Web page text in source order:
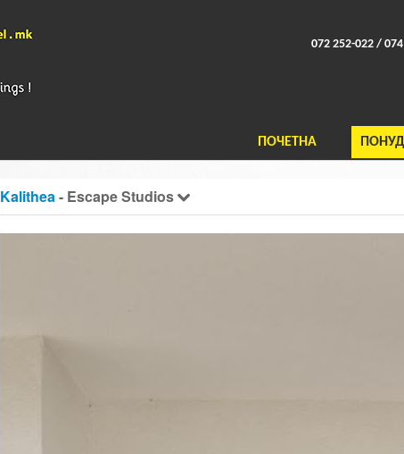
072 252-022 /
ПОЧЕТНА
Kalithea- Escape Studios